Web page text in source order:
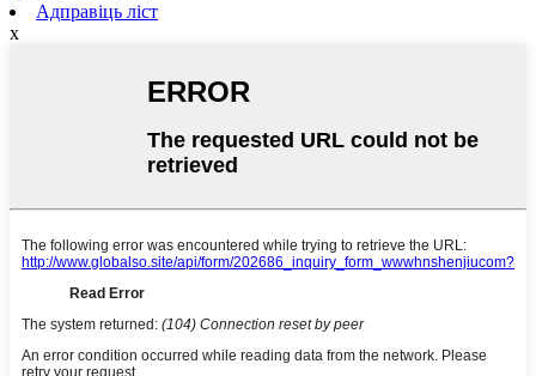
Адправіць ліст
x